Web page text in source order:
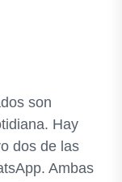
son
Hay
dos de las
Ambas